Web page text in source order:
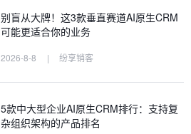
别盲从大牌！这3款垂直赛道AI原生CRM
可能更适合你的业务
2026-8-8 | 纷享销客
5款中大型企业AI原生CRM排行：支持复
杂组织架构的产品排名